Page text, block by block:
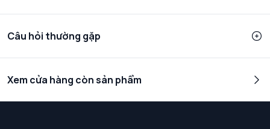
Câu hỏi thường gặp
Xem cửa hàng còn sản phẩm